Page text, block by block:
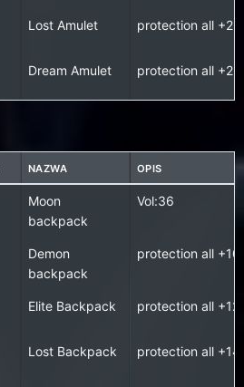
Lost Amulet protection all
Dream Amulet protection all
NAZWA OPIS
Moon
backpack
Vol:36
Demon
backpack
protection all
Elite Backpack protection all
Lost Backpack protection all